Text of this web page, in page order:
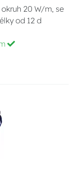
20 W/m, se
od 12 d